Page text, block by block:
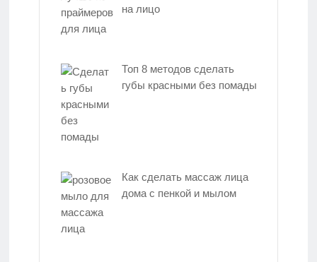
на лицо
Топ 8 методов сделать
губы красными без помады
Как сделать массаж лица
дома с пенкой и мылом